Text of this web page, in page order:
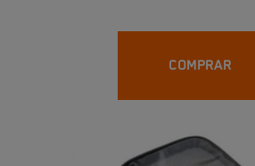
COMPRAR